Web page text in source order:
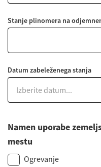
Stanje plinomera na
Datum zabeleženega stanja
Namen uporabe
mestu
Ogrevanje